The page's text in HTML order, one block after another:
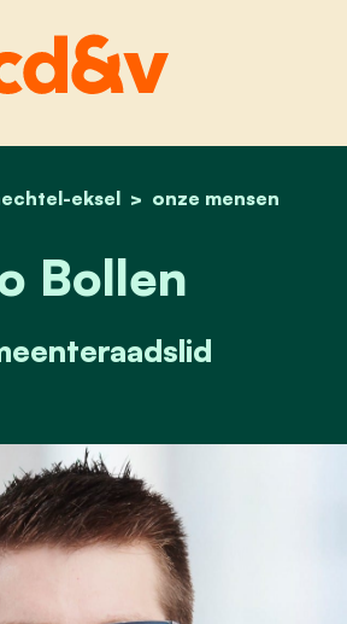
home
eksel onze mensen
jo bollen
Bollen